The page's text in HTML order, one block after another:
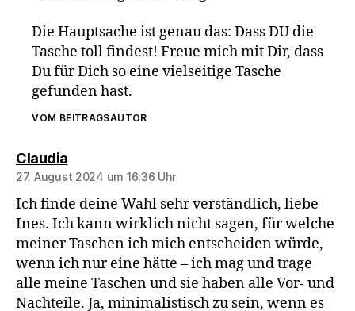
Die Hauptsache ist genau das: Dass DU die
Tasche toll findest! Freue mich mit Dir, dass
Du für Dich so eine vielseitige Tasche
gefunden hast.
VOM BEITRAGSAUTOR
Claudiasagt:
27. August 2024 um 16:36 Uhr
Ich finde deine Wahl sehr verständlich, liebe
Ines. Ich kann wirklich nicht sagen, für welche
meiner Taschen ich mich entscheiden würde,
wenn ich nur eine hätte – ich mag und trage
alle meine Taschen und sie haben alle Vor- und
Nachteile. Ja, minimalistisch zu sein, wenn es